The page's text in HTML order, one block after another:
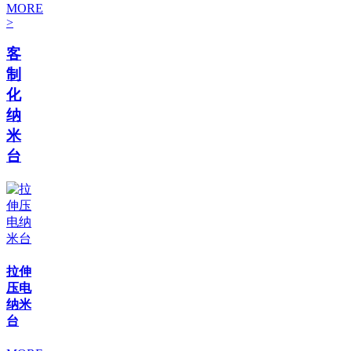
MORE
>
客
制
化
纳
米
台
拉伸
压电
纳米
台